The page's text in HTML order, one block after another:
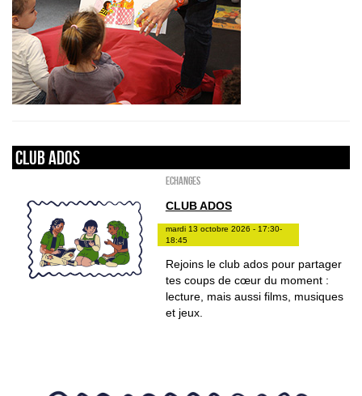
Club ados
ECHANGES
CLUB ADOS
mardi 13 octobre 2026 - 17:30-
18:45
Rejoins le club ados pour partager
tes coups de cœur du moment :
lecture, mais aussi films, musiques
et jeux.